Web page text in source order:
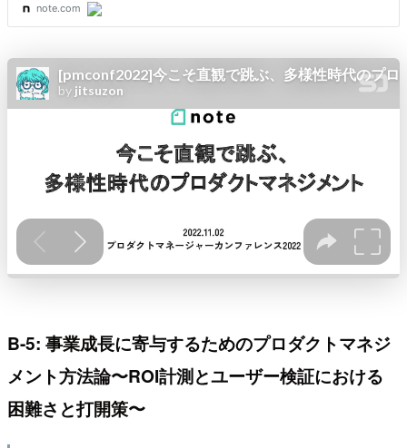
B-5: 事業成長に寄与するためのプロダクトマネジ
メント方法論〜ROI計測とユーザー検証における
困難さと打開策〜